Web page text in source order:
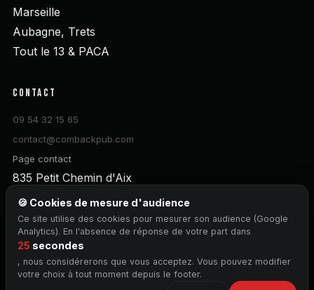
Marseille
Aubagne, Trets
Tout le 13 & PACA
CONTACT
09 54 32 15 65
contact@combackpub.com
Page contact
835 Petit Chemin d'Aix
13120 Gardanne
DEVIS GRATUIT
© 2026 Comback — Une nouvelle façon de communiquer · Gardanne
🍪 Cookies de mesure d'audience
Ce site utilise des cookies pour mesurer son audience (Google
Analytics). En l'absence de réponse de votre part dans
24 secondes
, nous considérerons que vous acceptez. Vous pouvez modifier
votre choix à tout moment depuis le footer.